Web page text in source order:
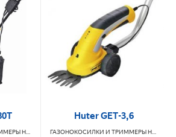
HUTER
Huter GET-3,6
ГАЗОНОКОСИЛКИ И ТРИММЕРЫHUTER